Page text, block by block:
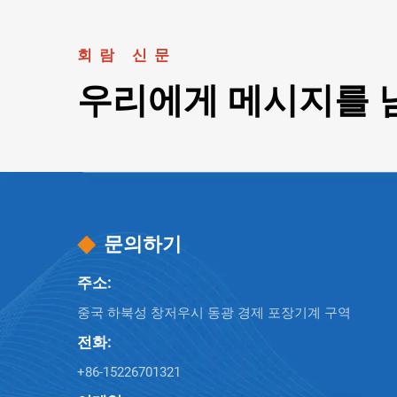
회람 신문
우리에게 메시지를
문의하기
주소:
중국 하북성 창저우시 동광 경제 포장기계 구역
전화:
+86-15226701321